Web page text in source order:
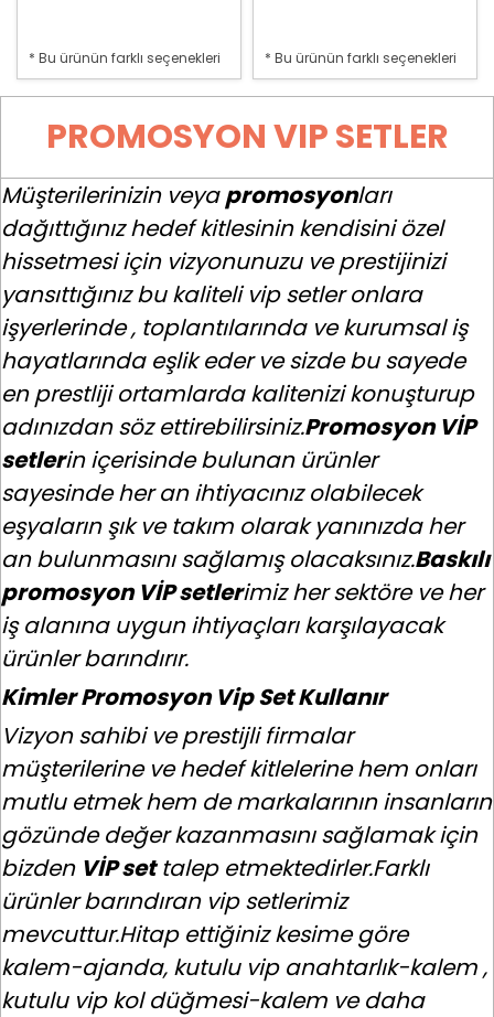
* Bu ürünün farklı seçenekleri
* Bu ürünün farklı seçenekleri
PROMOSYON VIP SETLER
Müşterilerinizin veyapromosyonları
dağıttığınız hedef kitlesinin kendisini özel
hissetmesi için vizyonunuzu ve prestijinizi
yansıttığınız bu kaliteli vip setler onlara
işyerlerinde , toplantılarında ve kurumsal iş
hayatlarında eşlik eder ve sizde bu sayede
en prestliji ortamlarda kalitenizi konuşturup
adınızdan söz ettirebilirsiniz.Promosyon VİP
setlerin içerisinde bulunan ürünler
sayesinde her an ihtiyacınız olabilecek
eşyaların şık ve takım olarak yanınızda her
an bulunmasını sağlamış olacaksınız.Baskılı
promosyon VİP setlerimiz her sektöre ve her
iş alanına uygun ihtiyaçları karşılayacak
ürünler barındırır.
Kimler Promosyon Vip Set Kullanır
Vizyon sahibi ve prestijli firmalar
müşterilerine ve hedef kitlelerine hem onları
mutlu etmek hem de markalarının insanların
gözünde değer kazanmasını sağlamak için
bizden VİP settalep etmektedirler.Farklı
ürünler barındıran vip setlerimiz
mevcuttur.Hitap ettiğiniz kesime göre
kalem-ajanda, kutulu vip anahtarlık-kalem ,
kutulu vip kol düğmesi-kalem ve daha